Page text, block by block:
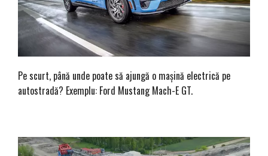
Pe scurt, până unde poate să ajungă o mașină electrică pe
autostradă? Exemplu: Ford Mustang Mach-E GT.